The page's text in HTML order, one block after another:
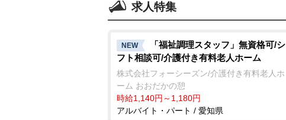
求人特集
NEW
「福祉調理スタッフ」無資格可/シ
フト相談可/介護付き有料老人ホーム
株式会社フォーシーズン/介護付き有料老人ホ
ーム おおだかの憩
時給1,140円～1,180円
アルバイト・パート / 愛知県